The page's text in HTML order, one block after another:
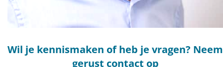
Wil je kennismaken of heb je vragen? Neem
gerust contact op